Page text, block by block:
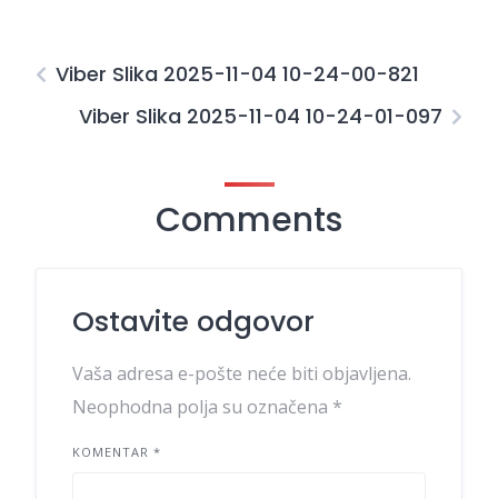
Viber Slika 2025-11-04 10-24-00-821
Viber Slika 2025-11-04 10-24-01-097
Comments
Ostavite odgovor
Vaša adresa e-pošte neće biti objavljena.
Neophodna polja su označena *
KOMENTAR *